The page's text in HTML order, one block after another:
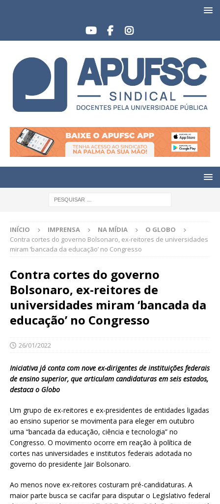
INÍCIO IMPRENSA NA MÍDIA
O GLOBO
Contra cortes do governo Bolsonaro, ex-reitores de universidades
miram ‘bancada da educação’ no Congresso
Contra cortes do governo
Bolsonaro, ex-reitores de
universidades miram ‘bancada da
educação’ no Congresso
26/01/2022
Iniciativa já conta com nove ex-dirigentes de instituições federais
de ensino superior, que articulam candidaturas em seis estados,
destaca o Globo
Um grupo de ex-reitores e ex-presidentes de entidades ligadas
ao ensino superior se movimenta para eleger em outubro
uma “bancada da educação, ciência e tecnologia” no
Congresso. O movimento ocorre em reação à política de
cortes nas universidades e institutos federais adotada no
governo do presidente Jair Bolsonaro.
Ao menos nove ex-reitores costuram pré-candidaturas. A
maior parte busca se cacifar para disputar o Legislativo federal